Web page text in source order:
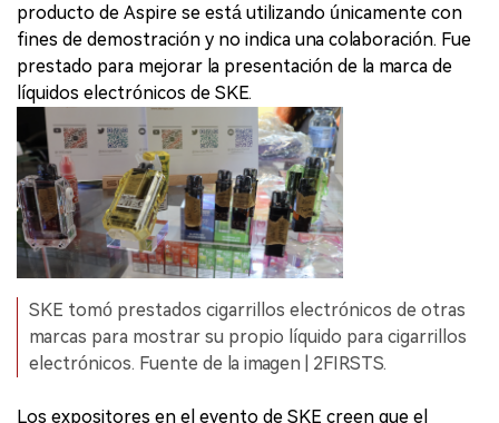
producto de Aspire se está utilizando únicamente con
fines de demostración y no indica una colaboración. Fue
prestado para mejorar la presentación de la marca de
líquidos electrónicos de SKE.
SKE tomó prestados cigarrillos electrónicos de otras
marcas para mostrar su propio líquido para cigarrillos
electrónicos. Fuente de la imagen | 2FIRSTS.
Los expositores en el evento de SKE creen que el